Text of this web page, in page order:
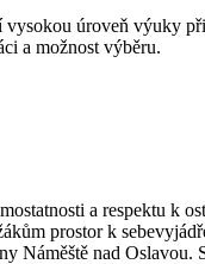
úroveň výuky
a možnost výběru.
a respektu k
prostor k
Náměště nad